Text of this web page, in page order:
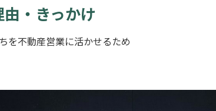
・きっかけ
を不動産営業に活かせるため